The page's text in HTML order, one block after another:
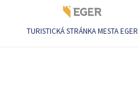
TURISTICKÁ STRÁNKA MESTA EGER